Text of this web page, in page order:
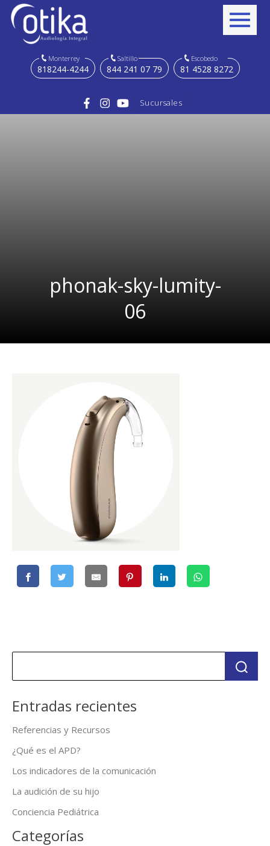
Monterrey
818244-4244
Saltillo
844 241 07 79
Escobedo
81 4528 8272
Sucursales
phonak-sky-lumity-
06
Entradas recientes
Referencias y Recursos
¿Qué es el APD?
Los indicadores de la comunicación
La audición de su hijo
Conciencia Pediátrica
Categorías